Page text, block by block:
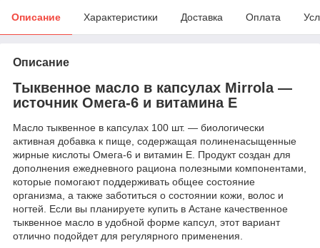
Описание Характеристики Доставка Оплата
Описание
Тыквенное масло в капсулах Mirrola —
источник Омега-6 и витамина Е
Масло тыквенное в капсулах 100 шт. — биологически
активная добавка к пище, содержащая полиненасыщенные
жирные кислоты Омега-6 и витамин Е. Продукт создан для
дополнения ежедневного рациона полезными компонентами,
которые помогают поддерживать общее состояние
организма, а также заботиться о состоянии кожи, волос и
ногтей. Если вы планируете купить в Астане качественное
тыквенное масло в удобной форме капсул, этот вариант
отлично подойдет для регулярного применения.